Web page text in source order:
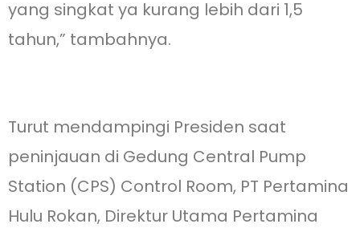
yang singkat ya kurang lebih dari 1,5
tahun,” tambahnya.
Turut mendampingi Presiden saat
peninjauan di Gedung Central Pump
Station (CPS) Control Room, PT Pertamina
Hulu Rokan, Direktur Utama Pertamina